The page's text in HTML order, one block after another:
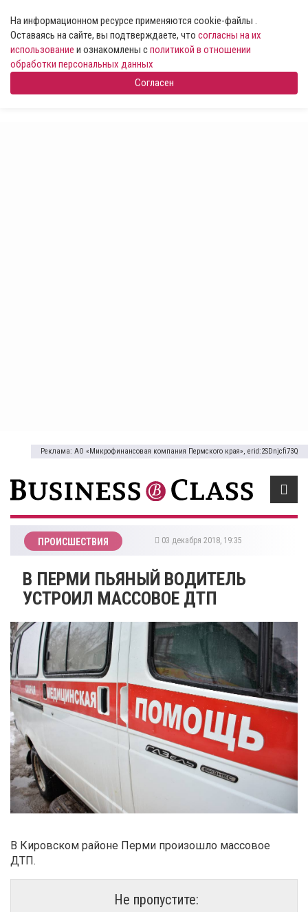
На информационном ресурсе применяются cookie-файлы .
Оставаясь на сайте, вы подтверждаете, что согласны на их
использование и ознакомлены сполитикой в отношении
обработки персональных данных
Согласен
Реклама: АО «Микрофинансовая компания Пермского края», erid:2SDnjcfi73Q
ПРОИСШЕСТВИЯ 03 декабря 2018, 19:35
В ПЕРМИ ПЬЯНЫЙ ВОДИТЕЛЬ
УСТРОИЛ МАССОВОЕ ДТП
В Кировском районе Перми произошло массовое
ДТП.
Не пропустите: